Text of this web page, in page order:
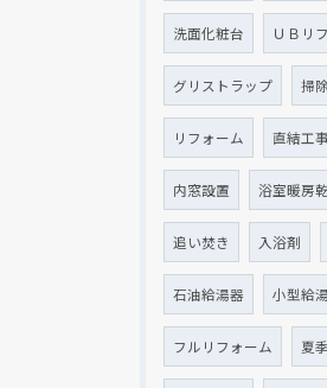
洗面化粧台 ＵＢリ
グリストラップ 掃
リフォーム 直結工事
内窓設置 浴室暖房
追い焚き 入浴剤
石油給湯器 小型給
フルリフォーム 夏